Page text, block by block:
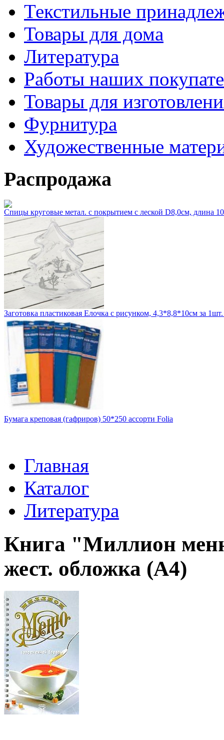
Текстильные
Товары для дома
Литература
Работы наших
Товары для
Фурнитура
Художественные
Распродажа
Спицы круговые метал. с покрытием с леской D8,0см, длина
Заготовка пластиковая Елочка с рисунком, 4,3*8,8*10см за
Бумага креповая (гафриров) 50*250 ассорти Folia
Главная
Каталог
Литература
Книга "Миллион
жест. обложка (А4)